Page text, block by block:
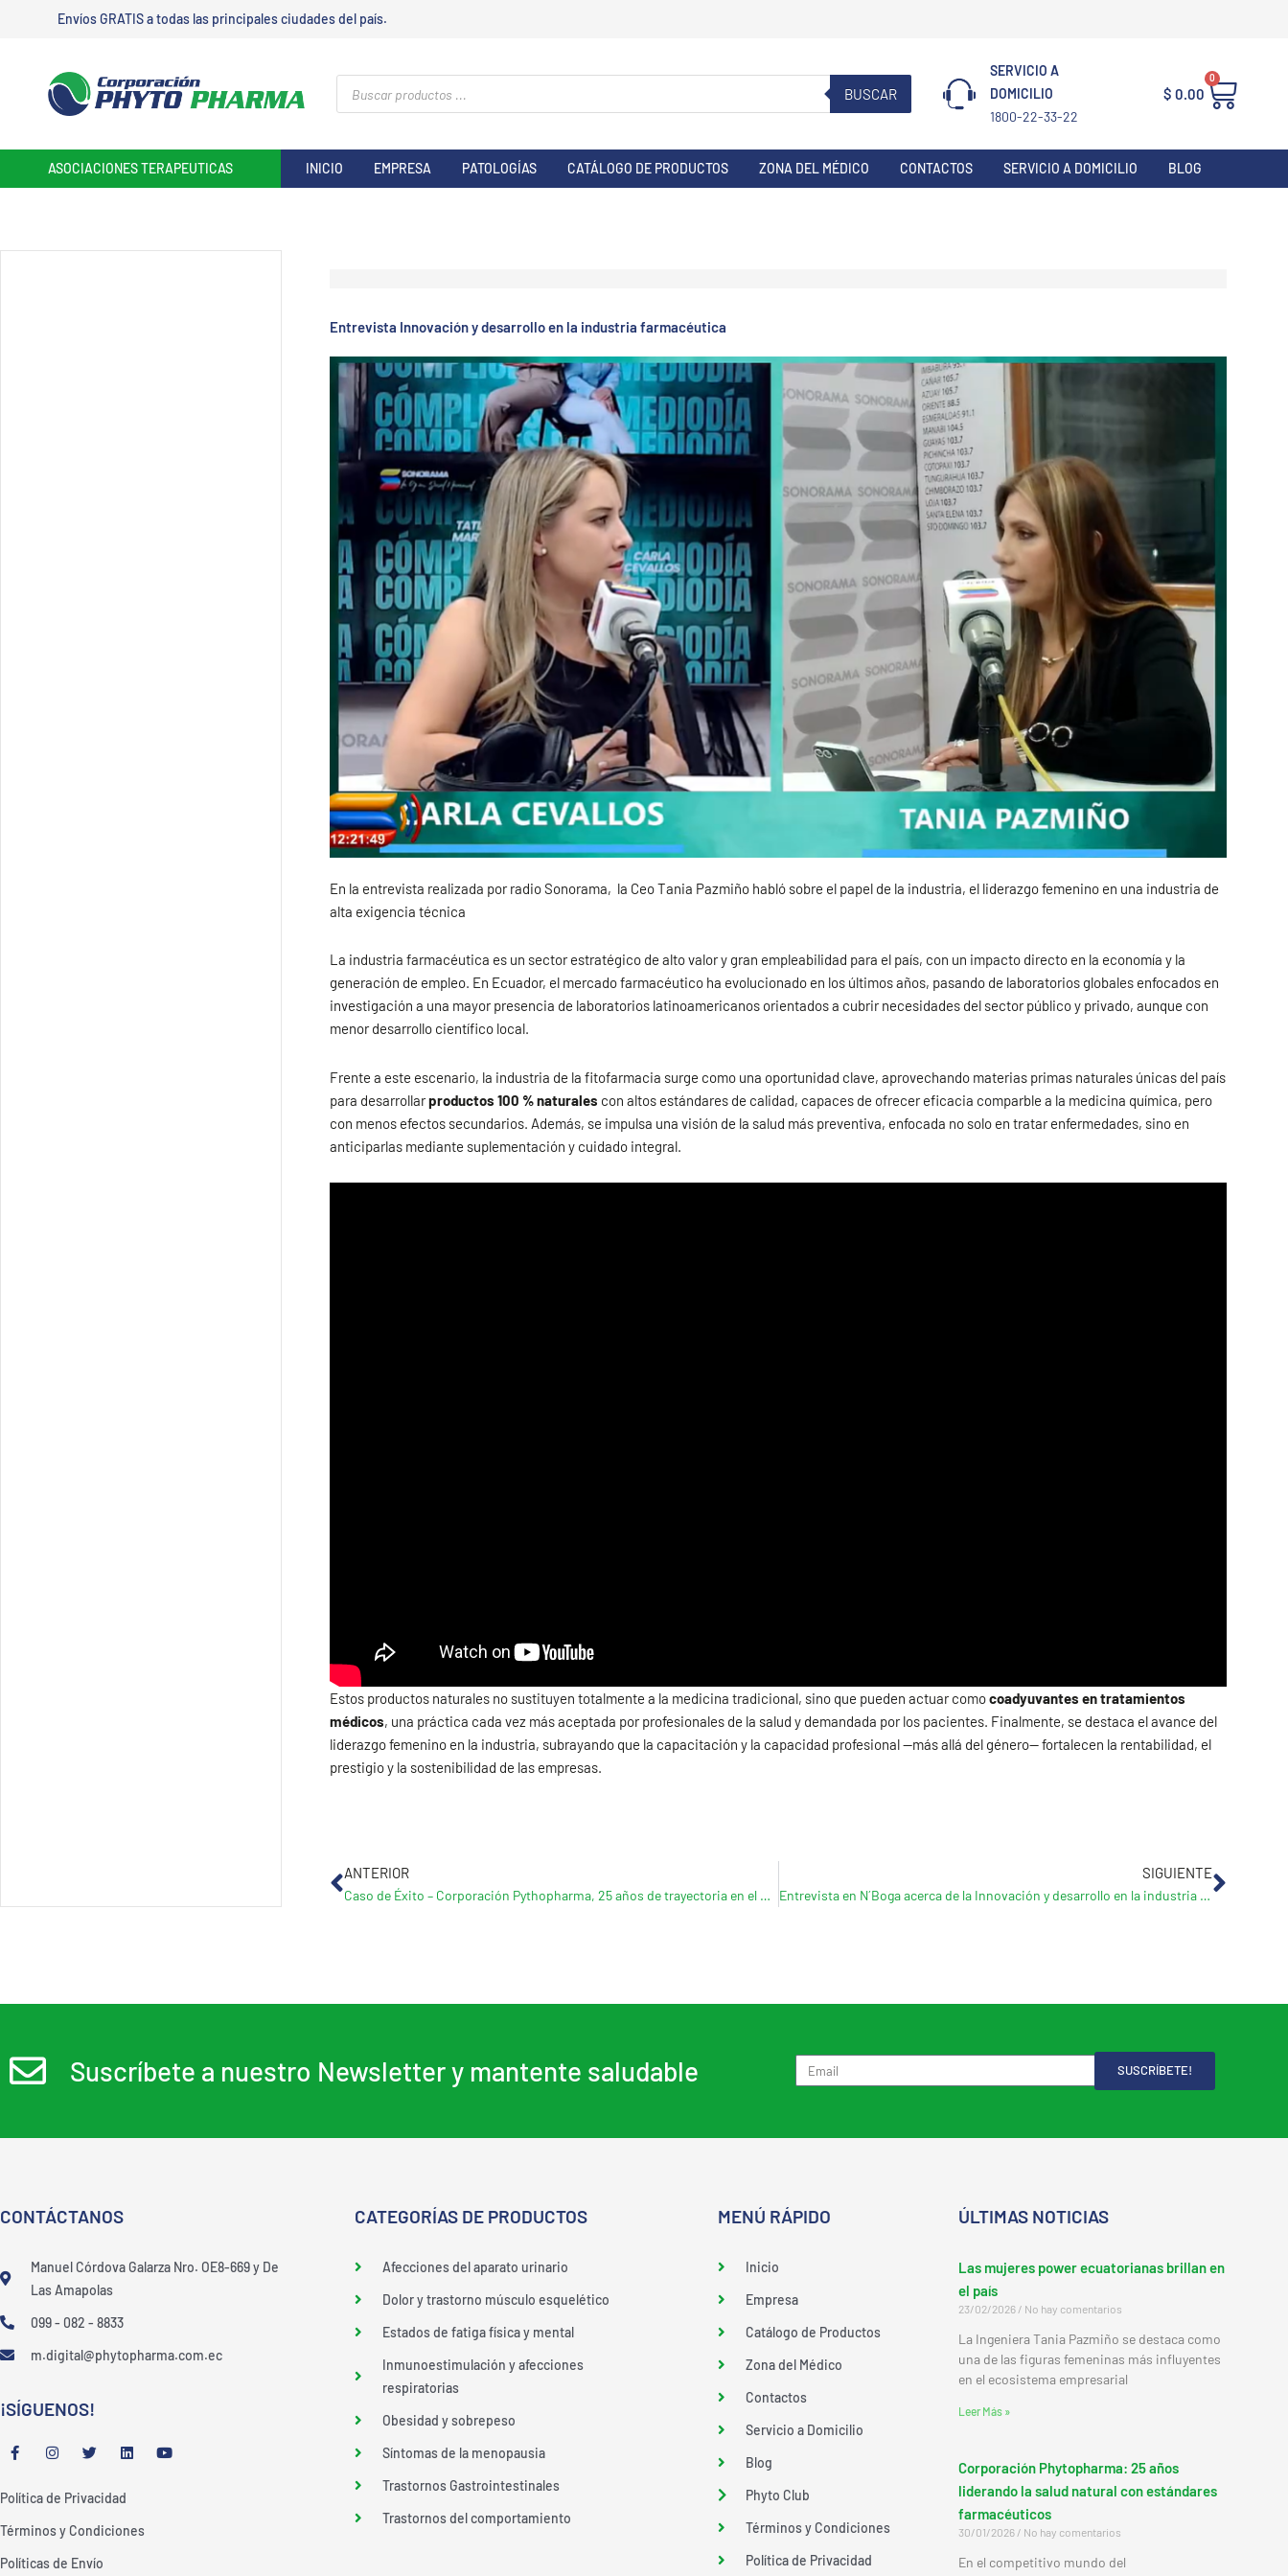
Envíos GRATIS a todas las principales ciudades del país.
Búsqueda
productos
BUSCAR
SERVICIO A
DOMICILIO
1800-22-33-22
$ 0.00
0
ASOCIACIONES TERAPEUTICAS INICIO EMPRESA PATOLOGÍAS CATÁLOGO DE PRODUCTOS ZONA DEL MÉDICO CONTACTOS SERVICIO A DOMICILIO BLOG
Entrevista Innovación y desarrollo en la industria farmacéutica
En la entrevista realizada por radio Sonorama, la Ceo Tania Pazmiño habló sobre el papel de la industria, el liderazgo femenino en una industria de
alta exigencia técnica
La industria farmacéutica es un sector estratégico de alto valor y gran empleabilidad para el país, con un impacto directo en la economía y la
generación de empleo. En Ecuador, el mercado farmacéutico ha evolucionado en los últimos años, pasando de laboratorios globales enfocados en
investigación a una mayor presencia de laboratorios latinoamericanos orientados a cubrir necesidades del sector público y privado, aunque con
menor desarrollo científico local.
Frente a este escenario, la industria de la fitofarmacia surge como una oportunidad clave, aprovechando materias primas naturales únicas del país
para desarrollarproductos 100 % naturales con altos estándares de calidad, capaces de ofrecer eficacia comparble a la medicina química, pero
con menos efectos secundarios. Además, se impulsa una visión de la salud más preventiva, enfocada no solo en tratar enfermedades, sino en
anticiparlas mediante suplementación y cuidado integral.
Estos productos naturales no sustituyen totalmente a la medicina tradicional, sino que pueden actuar comocoadyuvantes en tratamientos
médicos, una práctica cada vez más aceptada por profesionales de la salud y demandada por los pacientes. Finalmente, se destaca el avance del
liderazgo femenino en la industria, subrayando que la capacitación y la capacidad profesional —más allá del género— fortalecen la rentabilidad, el
prestigio y la sostenibilidad de las empresas.
ANTERIOR
Caso de Éxito – Corporación Pythopharma, 25 años de trayectoria en el mercado de Ecuador
SIGUIENTE
Entrevista en N´Boga acerca de la Innovación y desarrollo en la industria farmacéutica
Suscríbete a nuestro Newsletter y mantente saludable SUSCRÍBETE!
CONTÁCTANOS
Manuel Córdova Galarza Nro. OE8-669 y De
Las Amapolas
099 - 082 - 8833
m.digital@phytopharma.com.ec
¡SÍGUENOS!
F
a
b
o
-
I
n
a
r
m
T
w
t
r
L
i
e
i
Y
o
Política de Privacidad
Términos y Condiciones
Políticas de Envío
CATEGORÍAS DE PRODUCTOS
Afecciones del aparato urinario
Dolor y trastorno músculo esquelético
Estados de fatiga física y mental
Inmunoestimulación y afecciones
respiratorias
Obesidad y sobrepeso
Síntomas de la menopausia
Trastornos Gastrointestinales
Trastornos del comportamiento
MENÚ RÁPIDO
Inicio
Empresa
Catálogo de Productos
Zona del Médico
Contactos
Servicio a Domicilio
Blog
Phyto Club
Términos y Condiciones
Política de Privacidad
ÚLTIMAS NOTICIAS
Las mujeres power ecuatorianas brillan en
el país
23/02/2026 No hay comentarios
La Ingeniera Tania Pazmiño se destaca como
una de las figuras femeninas más influyentes
en el ecosistema empresarial
Leer Más »
Corporación Phytopharma: 25 años
liderando la salud natural con estándares
farmacéuticos
30/01/2026 No hay comentarios
En el competitivo mundo del